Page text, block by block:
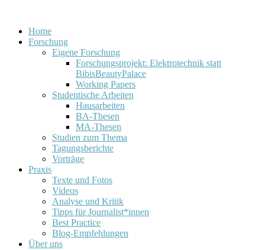
Home
Forschung
Eigene Forschung
Forschungsprojekt: Elektrotechnik statt
BibisBeautyPalace
Working Papers
Studentische Arbeiten
Hausarbeiten
BA-Thesen
MA-Thesen
Studien zum Thema
Tagungsberichte
Vorträge
Praxis
Texte und Fotos
Videos
Analyse und Kritik
Tipps für Journalist*innen
Best Practice
Blog-Empfehlungen
Über uns